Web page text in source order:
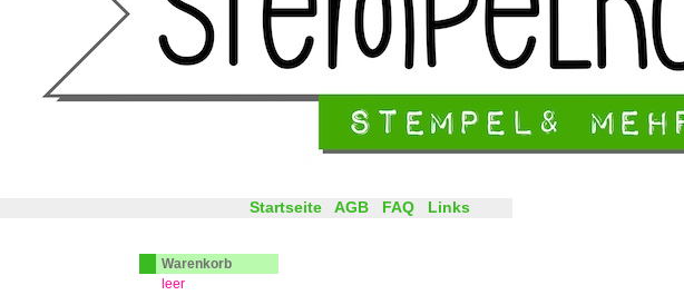
Startseite AGB FAQ Links
Warenkorb
leer